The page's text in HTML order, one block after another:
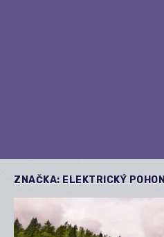
ZNAČKA: ELEKTRICKÝ POHON